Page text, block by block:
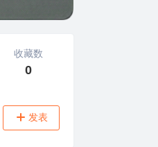
收藏数
0
发表